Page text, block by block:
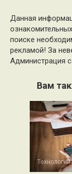
Данная
поиске
рекламой! За
Администрация
Вам